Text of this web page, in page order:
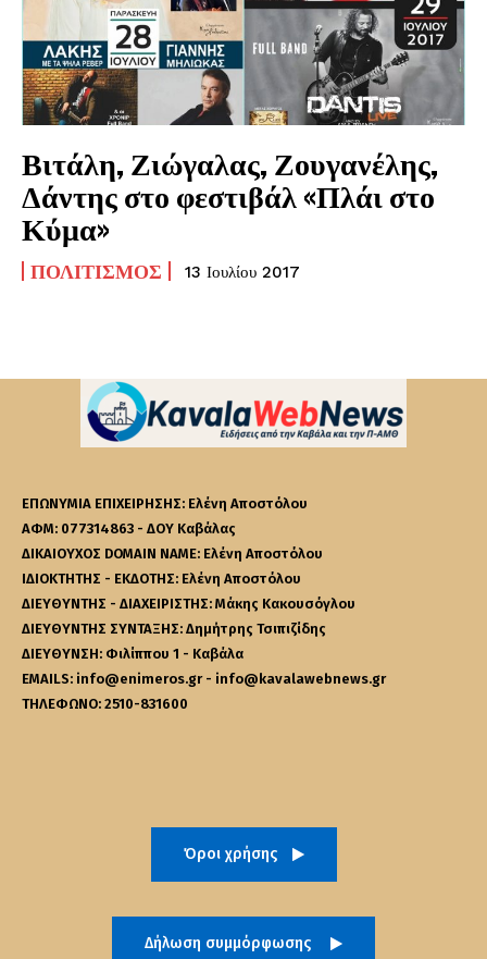
Βιτάλη, Ζιώγαλας, Ζουγανέλης,
Δάντης στο φεστιβάλ «Πλάι στο
Κύμα»
ΠΟΛΙΤΙΣΜΌΣ 13 Ιουλίου 2017
ΕΠΩΝΥΜΙΑ ΕΠΙΧΕΙΡΗΣΗΣ: Ελένη Αποστόλου
ΑΦΜ: 077314863 - ΔΟΥ Καβάλας
ΔΙΚΑΙΟΥΧΟΣ DOMAIN NAME: Ελένη Αποστόλου
ΙΔΙΟΚΤΗΤΗΣ - ΕΚΔΟΤΗΣ: Ελένη Αποστόλου
ΔΙΕΥΘΥΝΤΗΣ - ΔΙΑΧΕΙΡΙΣΤΗΣ: Μάκης Κακουσόγλου
ΔΙΕΥΘΥΝΤΗΣ ΣΥΝΤΑΞΗΣ: Δημήτρης Τσιπιζίδης
ΔΙΕΥΘΥΝΣΗ: Φιλίππου 1 - Καβάλα
EMAILS: info@enimeros.gr - info@kavalawebnews.gr
ΤΗΛΕΦΩΝΟ: 2510-831600
Όροι χρήσης
Δήλωση συμμόρφωσης